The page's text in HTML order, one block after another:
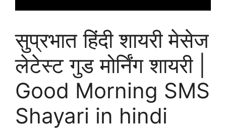
सुप्रभात हिंदी शायरी मेसेज
लेटेस्ट गुड मोर्निंग शायरी |
Good Morning SMS
Shayari in hindi